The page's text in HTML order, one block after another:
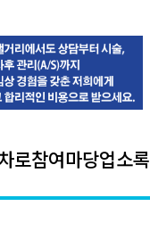
로참여마당업소록